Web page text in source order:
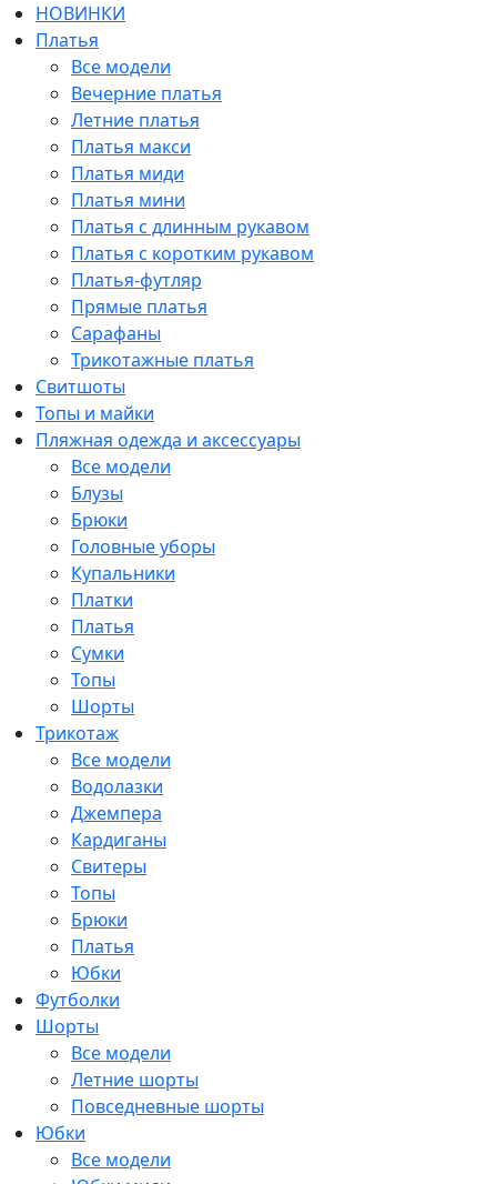
НОВИНКИ
Платья
Все модели
Вечерние платья
Летние платья
Платья макси
Платья миди
Платья мини
Платья с длинным рукавом
Платья с коротким рукавом
Платья-футляр
Прямые платья
Сарафаны
Трикотажные платья
Свитшоты
Топы и майки
Пляжная одежда и аксессуары
Все модели
Блузы
Брюки
Головные уборы
Купальники
Платки
Платья
Сумки
Топы
Шорты
Трикотаж
Все модели
Водолазки
Джемпера
Кардиганы
Свитеры
Топы
Брюки
Платья
Юбки
Футболки
Шорты
Все модели
Летние шорты
Повседневные шорты
Юбки
Все модели